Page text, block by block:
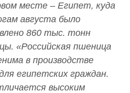
месте – Египет, куда
августа было
860 тыс. тонн
«Российская пшеница
в производстве
египетских граждан.
высоким